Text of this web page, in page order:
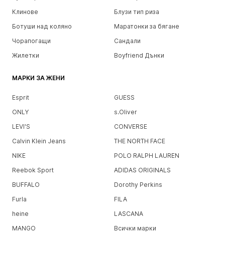
Клинове
Блузи тип риза
Ботуши над коляно
Маратонки за бягане
Чорапогащи
Сандали
Жилетки
Boyfriend Дънки
МАРКИ ЗА ЖЕНИ
Esprit
GUESS
ONLY
s.Oliver
LEVI'S
CONVERSE
Calvin Klein Jeans
THE NORTH FACE
NIKE
POLO RALPH LAUREN
Reebok Sport
ADIDAS ORIGINALS
BUFFALO
Dorothy Perkins
Furla
FILA
heine
LASCANA
MANGO
Всички марки